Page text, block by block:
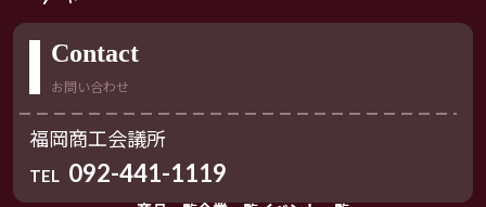
Contact
お問い合わせ
福岡商工会議所
TEL 092-441-1119